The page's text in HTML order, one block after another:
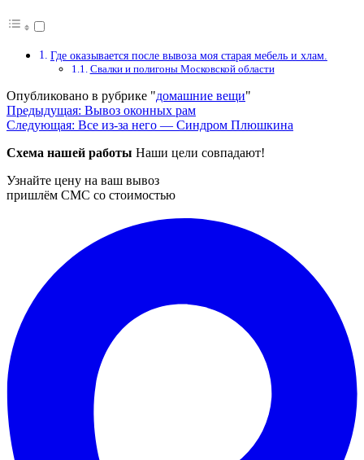
Где оказывается после вывоза моя старая мебель и хлам.
Свалки и полигоны Московской области
Опубликовано в рубрике "домашние вещи"
Навигация
по
записям
Предыдущая: Вывоз оконных рам
Следующая: Все из-за него — Синдром Плюшкина
Схема нашей работы Наши цели совпадают!
Узнайте цену на ваш вывоз
пришлём СМС со стоимостью